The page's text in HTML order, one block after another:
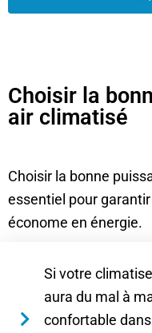
Choisir la
air climatisé
Choisir la bonne
essentiel pour
économe en énergie.
Si votre
aura du mal à
confortable